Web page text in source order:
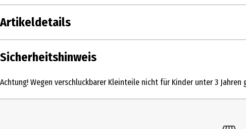
Artikeldetails
Inhalt
Sicherheitshinweis
Achtung! Wegen verschluckbarer Kleinteile nicht für Kinder unter 3 Jahren